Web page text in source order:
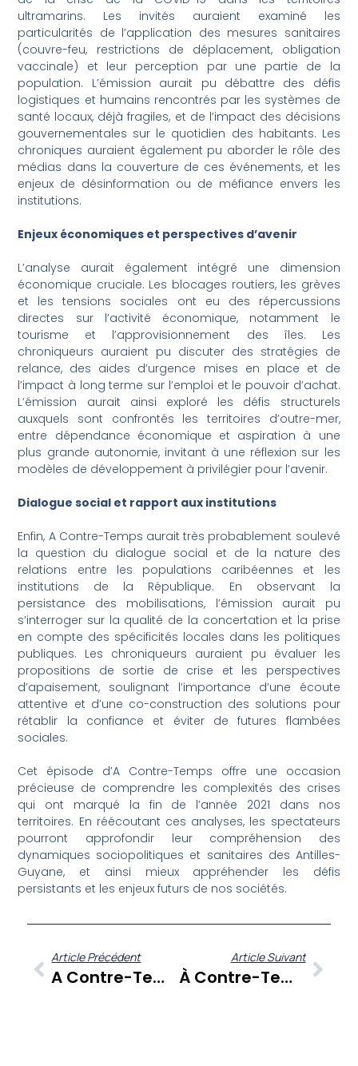
ultramarins. Les invités auraient examiné les
particularités de l’application des mesures sanitaires
(couvre-feu, restrictions de déplacement, obligation
vaccinale) et leur perception par une partie de la
population. L’émission aurait pu débattre des défis
logistiques et humains rencontrés par les systèmes de
santé locaux, déjà fragiles, et de l’impact des décisions
gouvernementales sur le quotidien des habitants. Les
chroniques auraient également pu aborder le rôle des
médias dans la couverture de ces événements, et les
enjeux de désinformation ou de méfiance envers les
institutions.
Enjeux économiques et perspectives d’avenir
L’analyse aurait également intégré une dimension
économique cruciale. Les blocages routiers, les grèves
et les tensions sociales ont eu des répercussions
directes sur l’activité économique, notamment le
tourisme et l’approvisionnement des îles. Les
chroniqueurs auraient pu discuter des stratégies de
relance, des aides d’urgence mises en place et de
l’impact à long terme sur l’emploi et le pouvoir d’achat.
L’émission aurait ainsi exploré les défis structurels
auxquels sont confrontés les territoires d’outre-mer,
entre dépendance économique et aspiration à une
plus grande autonomie, invitant à une réflexion sur les
modèles de développement à privilégier pour l’avenir.
Dialogue social et rapport aux institutions
Enfin, A Contre-Temps aurait très probablement soulevé
la question du dialogue social et de la nature des
relations entre les populations caribéennes et les
institutions de la République. En observant la
persistance des mobilisations, l’émission aurait pu
s’interroger sur la qualité de la concertation et la prise
en compte des spécificités locales dans les politiques
publiques. Les chroniqueurs auraient pu évaluer les
propositions de sortie de crise et les perspectives
d’apaisement, soulignant l’importance d’une écoute
attentive et d’une co-construction des solutions pour
rétablir la confiance et éviter de futures flambées
sociales.
Cet épisode d’A Contre-Temps offre une occasion
précieuse de comprendre les complexités des crises
qui ont marqué la fin de l’année 2021 dans nos
territoires. En réécoutant ces analyses, les spectateurs
pourront approfondir leur compréhension des
dynamiques sociopolitiques et sanitaires des Antilles-
Guyane, et ainsi mieux appréhender les défis
persistants et les enjeux futurs de nos sociétés.
Article Précédent
A Contre-Temps Du 5 Novembre 2021 : Décryptage Des Tensions Sociales, Économiques Et Politiques Aux Antilles-Guyane
Article Suivant
À Contre-Temps Du 4 Décembre 2021 : Gérard Dorwling-Carter Et Ses Chroniqueurs Face À L’actualité